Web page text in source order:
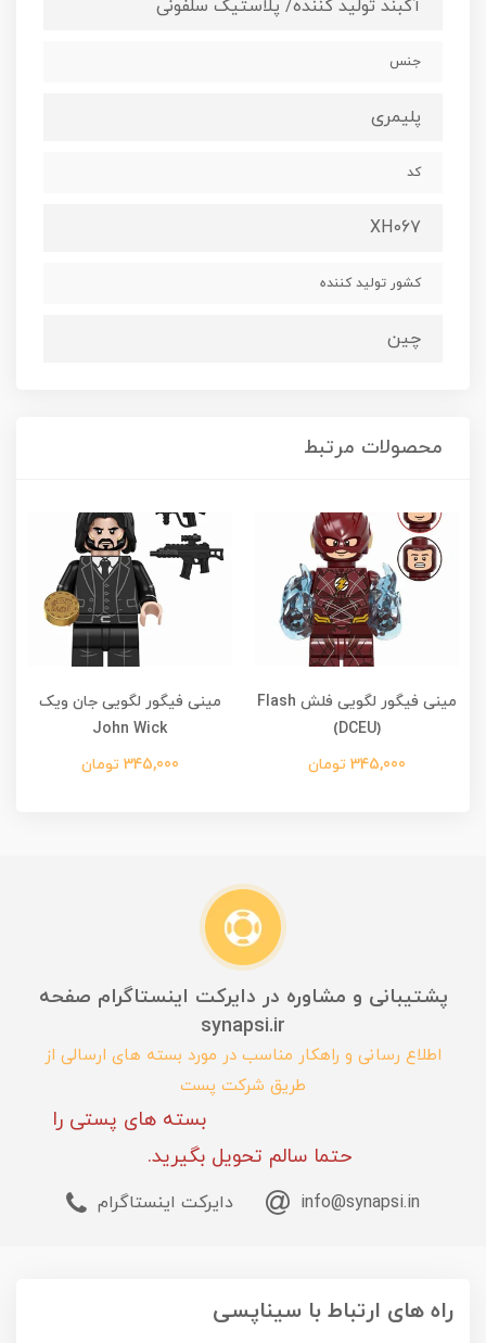
آکبند تولید کننده/ پلاستیک سلفونی
جنس
پلیمری
کد
XH067
کشور تولید کننده
چین
محصولات مرتبط
مینی فیگور لگویی فلش Flash
(DCEU)
345,000 تومان
مینی فیگور لگویی جان ویک
John Wick
345,000 تومان
پشتیبانی و مشاوره در دایرکت اینستاگرام صفحه
synapsi.ir
اطلاع رسانی و راهکار مناسب در مورد بسته های ارسالی از
طریق شرکت پست
بسته های پستی را
حتما سالم تحویل بگیرید.
info@synapsi.in دایرکت اینستاگرام
راه های ارتباط با سیناپسی